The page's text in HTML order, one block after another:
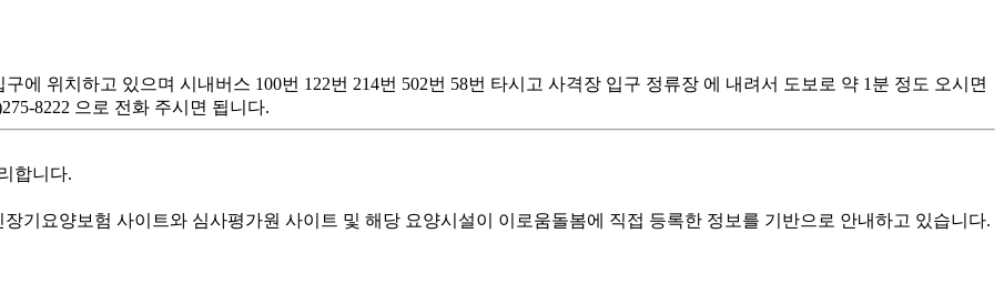
에 위치하고 있으며 시내버스 100번 122번 214번 502번 58번 타시고 사격장 입구 정류장 에 내려서 도보로 약 1분 정도 오시면
8222 으로 전화 주시면 됩니다.
합니다.
기요양보험 사이트와 심사평가원 사이트 및 해당 요양시설이 이로움돌봄에 직접 등록한 정보를 기반으로 안내하고 있습니다.